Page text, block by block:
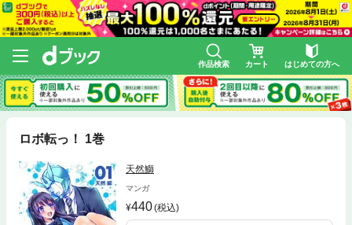
作品検索 カート はじめての方へ
ロボ転っ！ 1巻
天然鰤
マンガ
440(税込)